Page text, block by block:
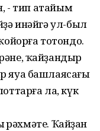
- тип атайым
инәйгә ул-был
тотондо.
ҡайҙандыр
яуа башлаясағы
ла, күк
рәхмәте. Ҡайҙан